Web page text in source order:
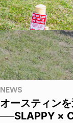
NEWS
オースティン
──SLAPPY ×